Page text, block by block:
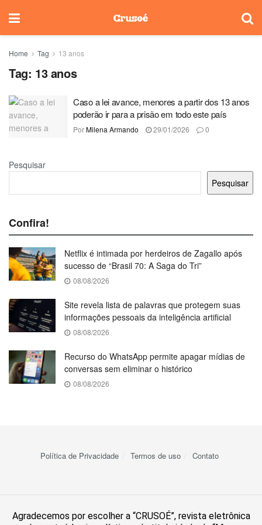
Home Tag 13 anos
Tag: 13 anos
Caso a lei avance, menores a partir dos 13 anos
poderão ir para a prisão em todo este país
PorMilena Armando 29/01/2026 0
Pesquisar
Pesquisar
Confira!
Netflix é intimada por herdeiros de Zagallo após
sucesso de “Brasil 70: A Saga do Tri”
08/08/2026
Site revela lista de palavras que protegem suas
informações pessoais da inteligência artificial
08/08/2026
Recurso do WhatsApp permite apagar mídias de
conversas sem eliminar o histórico
08/08/2026
Política de Privacidade Termos de uso Contato
Agradecemos por escolher a “CRUSOÉ”, revista eletrônica